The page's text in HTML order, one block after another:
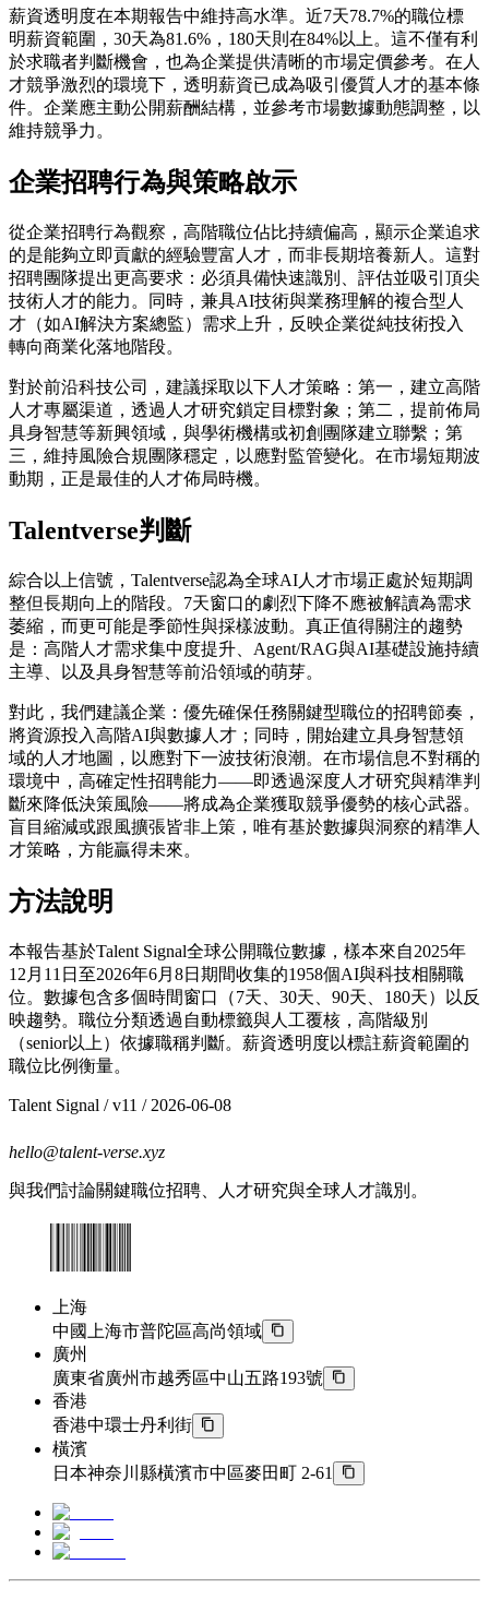
薪資透明度在本期報告中維持高水準。近7天78.7%的職位標
明薪資範圍，30天為81.6%，180天則在84%以上。這不僅有利
於求職者判斷機會，也為企業提供清晰的市場定價參考。在人
才競爭激烈的環境下，透明薪資已成為吸引優質人才的基本條
件。企業應主動公開薪酬結構，並參考市場數據動態調整，以
維持競爭力。
企業招聘行為與策略啟示
從企業招聘行為觀察，高階職位佔比持續偏高，顯示企業追求
的是能夠立即貢獻的經驗豐富人才，而非長期培養新人。這對
招聘團隊提出更高要求：必須具備快速識別、評估並吸引頂尖
技術人才的能力。同時，兼具AI技術與業務理解的複合型人
才（如AI解決方案總監）需求上升，反映企業從純技術投入
轉向商業化落地階段。
對於前沿科技公司，建議採取以下人才策略：第一，建立高階
人才專屬渠道，透過人才研究鎖定目標對象；第二，提前佈局
具身智慧等新興領域，與學術機構或初創團隊建立聯繫；第
三，維持風險合規團隊穩定，以應對監管變化。在市場短期波
動期，正是最佳的人才佈局時機。
Talentverse判斷
綜合以上信號，Talentverse認為全球AI人才市場正處於短期調
整但長期向上的階段。7天窗口的劇烈下降不應被解讀為需求
萎縮，而更可能是季節性與採樣波動。真正值得關注的趨勢
是：高階人才需求集中度提升、Agent/RAG與AI基礎設施持續
主導、以及具身智慧等前沿領域的萌芽。
對此，我們建議企業：優先確保任務關鍵型職位的招聘節奏，
將資源投入高階AI與數據人才；同時，開始建立具身智慧領
域的人才地圖，以應對下一波技術浪潮。在市場信息不對稱的
環境中，高確定性招聘能力——即透過深度人才研究與精準判
斷來降低決策風險——將成為企業獲取競爭優勢的核心武器。
盲目縮減或跟風擴張皆非上策，唯有基於數據與洞察的精準人
才策略，方能贏得未來。
方法說明
本報告基於Talent Signal全球公開職位數據，樣本來自2025年
12月11日至2026年6月8日期間收集的1958個AI與科技相關職
位。數據包含多個時間窗口（7天、30天、90天、180天）以反
映趨勢。職位分類透過自動標籤與人工覆核，高階級別
（senior以上）依據職稱判斷。薪資透明度以標註薪資範圍的
職位比例衡量。
Talent Signal / v11 / 2026-06-08
hello@talent-verse.xyz
與我們討論關鍵職位招聘、人才研究與全球人才識別。
上海
中國上海市普陀區高尚領域
廣州
廣東省廣州市越秀區中山五路193號
香港
香港中環士丹利街
橫濱
日本神奈川縣橫濱市中區麥田町 2-61